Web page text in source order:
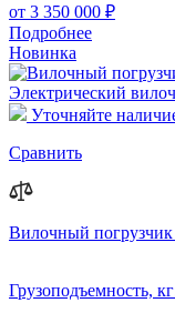
от 3 350 000 ₽
Подробнее
Новинка
Электрический
Уточняйте
Сравнить
Вилочный
Грузоподъемность,